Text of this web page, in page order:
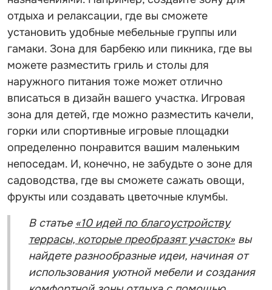
отдыха и релаксации, где вы сможете
установить удобные мебельные группы или
гамаки. Зона для барбекю или пикника, где вы
можете разместить гриль и столы для
наружного питания тоже может отлично
вписаться в дизайн вашего участка. Игровая
зона для детей, где можно разместить качели,
горки или спортивные игровые площадки
определенно понравится вашим маленьким
непоседам. И, конечно, не забудьте о зоне для
садоводства, где вы сможете сажать овощи,
фрукты или создавать цветочные клумбы.
В статье «10 идей по благоустройству
террасы, которые преобразят участок» вы
найдете разнообразные идеи, начиная от
использования уютной мебели и создания